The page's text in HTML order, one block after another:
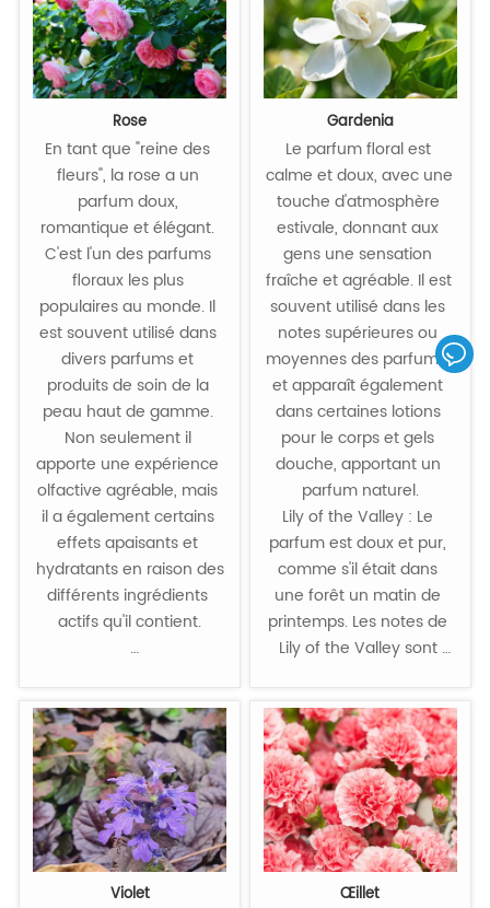
Rose
En tant que "reine des
fleurs", la rose a un
parfum doux,
romantique et élégant.
C'est l'un des parfums
floraux les plus
populaires au monde. Il
est souvent utilisé dans
divers parfums et
produits de soin de la
peau haut de gamme.
Non seulement il
apporte une expérience
olfactive agréable, mais
il a également certains
effets apaisants et
hydratants en raison des
différents ingrédients
actifs qu'il contient.
Gardenia
Le parfum floral est
calme et doux, avec une
touche d'atmosphère
estivale, donnant aux
gens une sensation
fraîche et agréable. Il est
souvent utilisé dans les
notes supérieures ou
moyennes des parfums,
et apparaît également
dans certaines lotions
pour le corps et gels
douche, apportant un
parfum naturel.
Lily of the Valley : Le
parfum est doux et pur,
comme s'il était dans
une forêt un matin de
printemps. Les notes de
Lily of the Valley sont
gamme, ajoutant un
tempérament éthéré et
élégant au parfum.
Violet Œillet